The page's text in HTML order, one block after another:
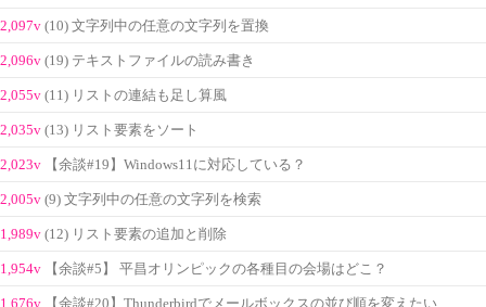
2,097v (10) 文字列中の任意の文字列を置換
2,096v (19) テキストファイルの読み書き
2,055v (11) リストの連結も足し算風
2,035v (13) リスト要素をソート
2,023v 【余談#19】Windows11に対応している？
2,005v (9) 文字列中の任意の文字列を検索
1,989v (12) リスト要素の追加と削除
1,954v 【余談#5】 平昌オリンピックの各種目の会場はどこ？
1,676v 【余談#20】Thunderbirdでメールボックスの並び順を変えたい